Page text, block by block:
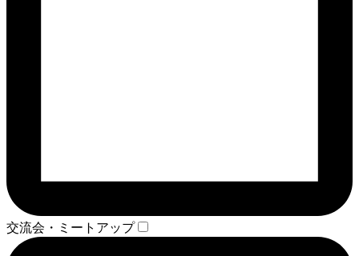
交流会・ミートアップ